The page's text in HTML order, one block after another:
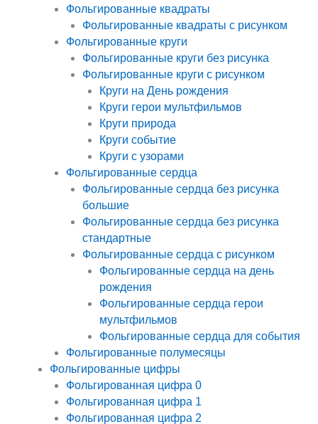
Фольгированные квадраты
Фольгированные квадраты с рисунком
Фольгированные круги
Фольгированные круги без рисунка
Фольгированные круги с рисунком
Круги на День рождения
Круги герои мультфильмов
Круги природа
Круги событие
Круги с узорами
Фольгированные сердца
Фольгированные сердца без рисунка
большие
Фольгированные сердца без рисунка
стандартные
Фольгированные сердца с рисунком
Фольгированные сердца на день
рождения
Фольгированные сердца герои
мультфильмов
Фольгированные сердца для события
Фольгированные полумесяцы
Фольгированные цифры
Фольгированная цифра 0
Фольгированная цифра 1
Фольгированная цифра 2